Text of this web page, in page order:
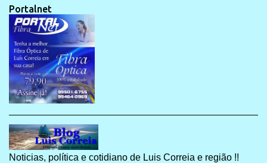
Portalnet
Noticias, política e cotidiano de Luis Correia e região !!